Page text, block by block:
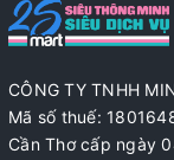
CÔNG TY TNHH
Mã số thuế:
Cần Thơ cấp ngày